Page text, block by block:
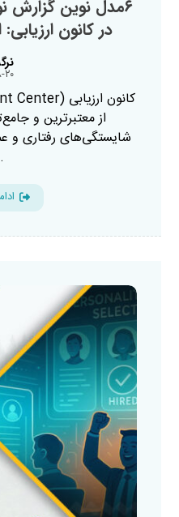
۶مدل نوین
در کانون
از معتبرترین و
شایستگی‌های رفتاری و